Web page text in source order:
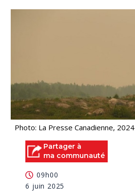
Photo: La Presse Canadienne, 2024
Partager à
ma communauté
09h00
6 juin 2025